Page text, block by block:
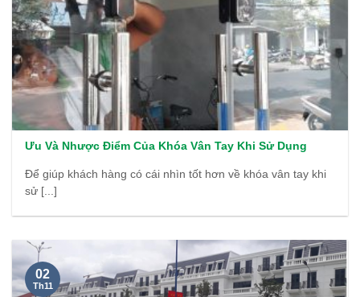
Ưu Và Nhược Điểm Của Khóa Vân Tay Khi Sử Dụng
Để giúp khách hàng có cái nhìn tốt hơn về khóa vân tay khi
sử [...]
02
Th11